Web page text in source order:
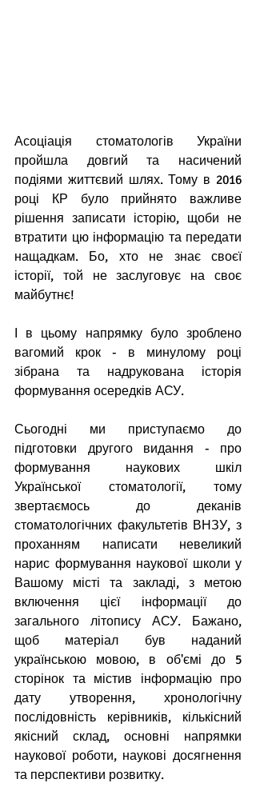
Асоціація стоматологів України
пройшла довгий та насичений
подіями життєвий шлях. Тому в 2016
році КР було прийнято важливе
рішення записати історію, щоби не
втратити цю інформацію та передати
нащадкам. Бо, хто не знає своєї
історії, той не заслуговує на своє
майбутнє!
І в цьому напрямку було зроблено
вагомий крок - в минулому році
зібрана та надрукована історія
формування осередків АСУ.
Сьогодні ми приступаємо до
підготовки другого видання - про
формування наукових шкіл
Української стоматології, тому
звертаємось до деканів
стоматологічних факультетів ВНЗУ, з
проханням написати невеликий
нарис формування наукової школи у
Вашому місті та закладі, з метою
включення цієї інформації до
загального літопису АСУ. Бажано,
щоб матеріал був наданий
українською мовою, в об'ємі до 5
сторінок та містив інформацію про
дату утворення, хронологічну
послідовність керівників, кількісний
якісний склад, основні напрямки
наукової роботи, наукові досягнення
та перспективи розвитку.